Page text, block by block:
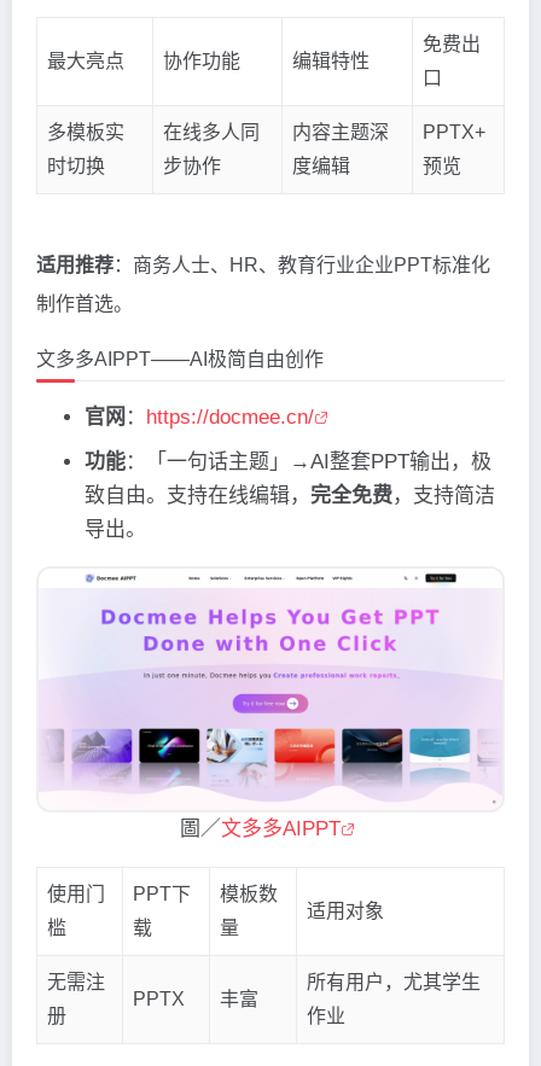
最大亮点 协作功能 编辑特性
免费出
口
多模板实
时切换
在线多人同
步协作
内容主题深
度编辑
PPTX+
预览
适用推荐：商务人士、HR、教育行业企业PPT标准化
制作首选。
文多多AIPPT——AI极简自由创作
官网 ： https://docmee.cn/
功能：「一句话主题」→AI整套PPT输出，极
致自由。支持在线编辑， 完全免费，支持简洁
导出。
圖／文多多AIPPT
使用门
槛
PPT下
载
模板数
量
适用对象
无需注
册
PPTX 丰富
所有用户，尤其学生
作业